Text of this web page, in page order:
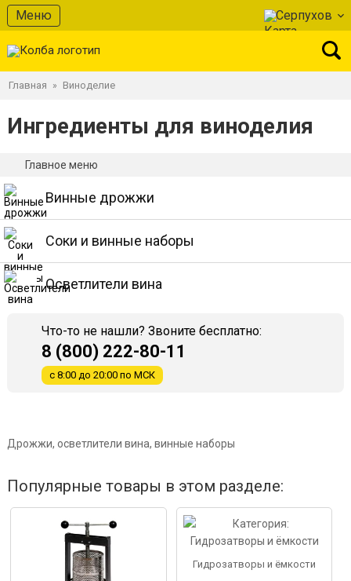
Меню Серпухов
Главная » Виноделие
Ингредиенты для виноделия
Главное меню
Винные дрожжи
Соки и винные наборы
Осветлители вина
Что-то не нашли? Звоните бесплатно:
8 (800) 222-80-11
с 8:00 до 20:00 по МСК
Дрожжи, осветлители вина, винные наборы
Популярные товары в этом разделе:
Гидрозатворы и ёмкости